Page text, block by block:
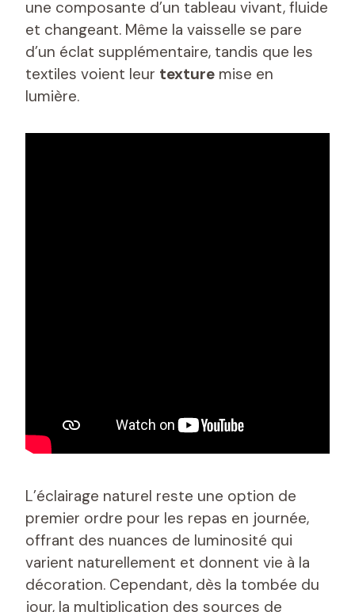
une composante d’un tableau vivant, fluide
et changeant. Même la vaisselle se pare
d’un éclat supplémentaire, tandis que les
textiles voient leur texture mise en
lumière.
L’éclairage naturel reste une option de
premier ordre pour les repas en journée,
offrant des nuances de luminosité qui
varient naturellement et donnent vie à la
décoration. Cependant, dès la tombée du
jour, la multiplication des sources de